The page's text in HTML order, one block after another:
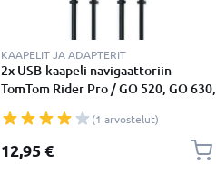
KAAPELIT JA ADAPTERIT
2x USB-kaapeli navigaattoriin
TomTom Rider Pro / GO 520, GO 630,
Trucker 5000 - 1A, 1m latausjohto.
Musta PVC kaapeli
(1 arvostelut)
12,95 €